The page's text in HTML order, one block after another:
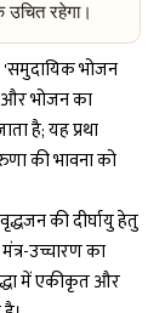
उचित रहेगा।
'समुदायिक भोजन
और भोजन का
है; यह प्रथा
की भावना को
की दीर्घायु हेतु
उच्चारण का
में एकीकृत और